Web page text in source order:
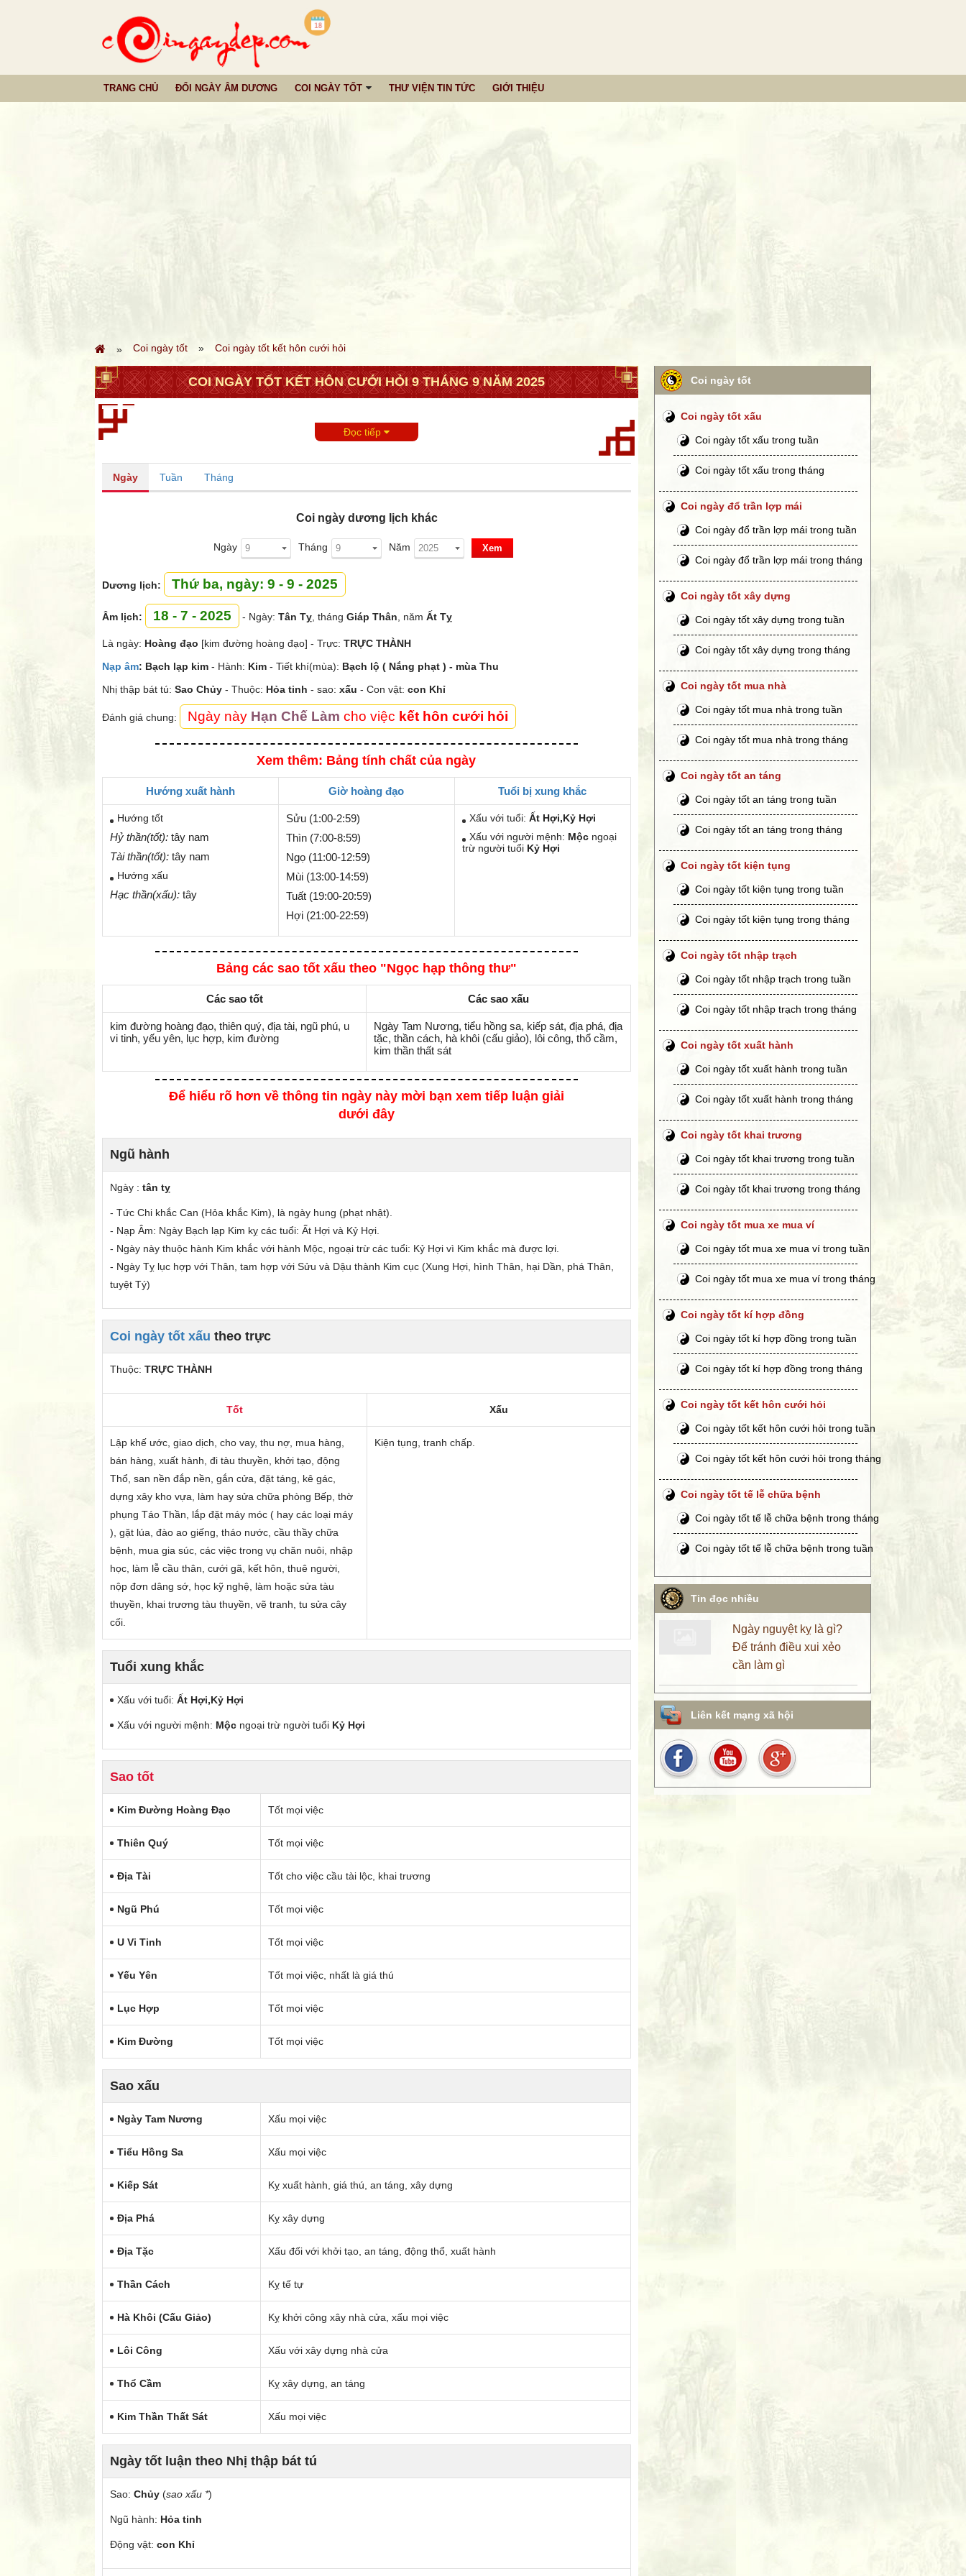
TRANG CHỦ ĐỔI NGÀY ÂM DƯƠNG COI NGÀY TỐT THƯ VIỆN TIN TỨC GIỚI THIỆU
Coi ngày tốt Coi ngày tốt kết hôn cưới hỏi
COI NGÀY TỐT KẾT HÔN CƯỚI HỎI 9 THÁNG 9 NĂM 2025
Đọc tiếp
Ngày Tuần Tháng
Coi ngày dương lịch khác
Ngày Tháng Năm Xem
Dương lịch: Thứ ba, ngày: 9 - 9 - 2025
Âm lịch: 18 - 7 - 2025 - Ngày: Tân Tỵ , tháng Giáp Thân , năm Ất Tỵ
Là ngày: Hoàng đạo [kim đường hoàng đạo] - Trực: TRỰC THÀNH
Nạp âm: Bạch lạp kim - Hành: Kim - Tiết khí(mùa): Bạch lộ ( Nắng phạt ) - mùa Thu
Nhị thập bát tú: Sao Chủy - Thuộc: Hỏa tinh - sao: xấu - Con vật: con Khỉ
Đánh giá chung: Ngày này Hạn Chế Làm cho việc kết hôn cưới hỏi
Xem thêm: Bảng tính chất của ngày
Hướng xuất hành
Hướng tốt
Hỷ thần(tốt): tây nam
Tài thần(tốt): tây nam
Hướng xấu
Hạc thần(xấu): tây
Giờ hoàng đạo
Sửu (1:00-2:59)
Thìn (7:00-8:59)
Ngọ (11:00-12:59)
Mùi (13:00-14:59)
Tuất (19:00-20:59)
Hợi (21:00-22:59)
Tuổi bị xung khắc
Xấu với tuổi: Ất Hợi,Kỷ Hợi
Xấu với người mệnh: Mộcngoại
trừ người tuổi Kỷ Hợi
Bảng các sao tốt xấu theo "Ngọc hạp thông thư"
Các sao tốt
kim đường hoàng đạo, thiên quý, địa tài, ngũ phú, u
vi tinh, yếu yên, lục hợp, kim đường
Các sao xấu
Ngày Tam Nương, tiểu hồng sa, kiếp sát, địa phá, địa
tặc, thần cách, hà khôi (cấu giảo), lôi công, thổ cầm,
kim thần thất sát
Để hiểu rõ hơn về thông tin ngày này mời bạn xem tiếp luận giải
dưới đây
Ngũ hành
Ngày : tân tỵ
- Tức Chi khắc Can (Hỏa khắc Kim), là ngày hung (phạt nhật).
- Nạp Âm: Ngày Bạch lạp Kim kỵ các tuổi: Ất Hợi và Kỷ Hợi.
- Ngày này thuộc hành Kim khắc với hành Mộc, ngoại trừ các tuổi: Kỷ Hợi vì Kim khắc mà được lợi.
- Ngày Tỵ lục hợp với Thân, tam hợp với Sửu và Dậu thành Kim cục (Xung Hợi, hình Thân, hại Dần, phá Thân,
tuyệt Tý)
Coi ngày tốt xấu theo trực
Thuộc: TRỰC THÀNH
Tốt Xấu
Lập khế ước, giao dịch, cho vay, thu nợ, mua hàng,
bán hàng, xuất hành, đi tàu thuyền, khởi tạo, động
Thổ, san nền đắp nền, gắn cửa, đặt táng, kê gác,
dựng xây kho vựa, làm hay sửa chữa phòng Bếp, thờ
phụng Táo Thần, lắp đặt máy móc ( hay các loại máy
), gặt lúa, đào ao giếng, tháo nước, cầu thầy chữa
bệnh, mua gia súc, các việc trong vụ chăn nuôi, nhập
học, làm lễ cầu thân, cưới gã, kết hôn, thuê người,
nộp đơn dâng sớ, học kỹ nghệ, làm hoặc sửa tàu
thuyền, khai trương tàu thuyền, vẽ tranh, tu sửa cây
cối.
Kiện tụng, tranh chấp.
Tuổi xung khắc
Xấu với tuổi: Ất Hợi,Kỷ Hợi
Xấu với người mệnh: Mộc ngoại trừ người tuổi Kỷ Hợi
Sao tốt
Kim Đường Hoàng Đạo Tốt mọi việc
Thiên Quý Tốt mọi việc
Địa Tài Tốt cho việc cầu tài lộc, khai trương
Ngũ Phú Tốt mọi việc
U Vi Tinh Tốt mọi việc
Yếu Yên Tốt mọi việc, nhất là giá thú
Lục Hợp Tốt mọi việc
Kim Đường Tốt mọi việc
Sao xấu
Ngày Tam Nương Xấu mọi việc
Tiểu Hồng Sa Xấu mọi việc
Kiếp Sát Kỵ xuất hành, giá thú, an táng, xây dựng
Địa Phá Kỵ xây dựng
Địa Tặc Xấu đối với khởi tạo, an táng, động thổ, xuất hành
Thần Cách Kỵ tế tự
Hà Khôi (cấu Giảo) Kỵ khởi công xây nhà cửa, xấu mọi việc
Lôi Công Xấu với xây dựng nhà cửa
Thổ Cầm Kỵ xây dựng, an táng
Kim Thần Thất Sát Xấu mọi việc
Ngày tốt luận theo Nhị thập bát tú
Sao: Chủy (sao xấu *)
Ngũ hành: Hỏa tinh
Động vật: con Khỉ
Coi ngày tốt
Coi ngày tốt xấu
Coi ngày tốt xấu trong tuần
Coi ngày tốt xấu trong tháng
Coi ngày đổ trần lợp mái
Coi ngày đổ trần lợp mái trong tuần
Coi ngày đổ trần lợp mái trong tháng
Coi ngày tốt xây dựng
Coi ngày tốt xây dựng trong tuần
Coi ngày tốt xây dựng trong tháng
Coi ngày tốt mua nhà
Coi ngày tốt mua nhà trong tuần
Coi ngày tốt mua nhà trong tháng
Coi ngày tốt an táng
Coi ngày tốt an táng trong tuần
Coi ngày tốt an táng trong tháng
Coi ngày tốt kiện tụng
Coi ngày tốt kiện tụng trong tuần
Coi ngày tốt kiện tụng trong tháng
Coi ngày tốt nhập trạch
Coi ngày tốt nhập trạch trong tuần
Coi ngày tốt nhập trạch trong tháng
Coi ngày tốt xuất hành
Coi ngày tốt xuất hành trong tuần
Coi ngày tốt xuất hành trong tháng
Coi ngày tốt khai trương
Coi ngày tốt khai trương trong tuần
Coi ngày tốt khai trương trong tháng
Coi ngày tốt mua xe mua ví
Coi ngày tốt mua xe mua ví trong tuần
Coi ngày tốt mua xe mua ví trong tháng
Coi ngày tốt kí hợp đồng
Coi ngày tốt kí hợp đồng trong tuần
Coi ngày tốt kí hợp đồng trong tháng
Coi ngày tốt kết hôn cưới hỏi
Coi ngày tốt kết hôn cưới hỏi trong tuần
Coi ngày tốt kết hôn cưới hỏi trong tháng
Coi ngày tốt tế lễ chữa bệnh
Coi ngày tốt tế lễ chữa bệnh trong tháng
Coi ngày tốt tế lễ chữa bệnh trong tuần
Tin đọc nhiều
Ngày nguyệt kỵ là gì?
Để tránh điều xui xẻo
cần làm gì
Liên kết mạng xã hội